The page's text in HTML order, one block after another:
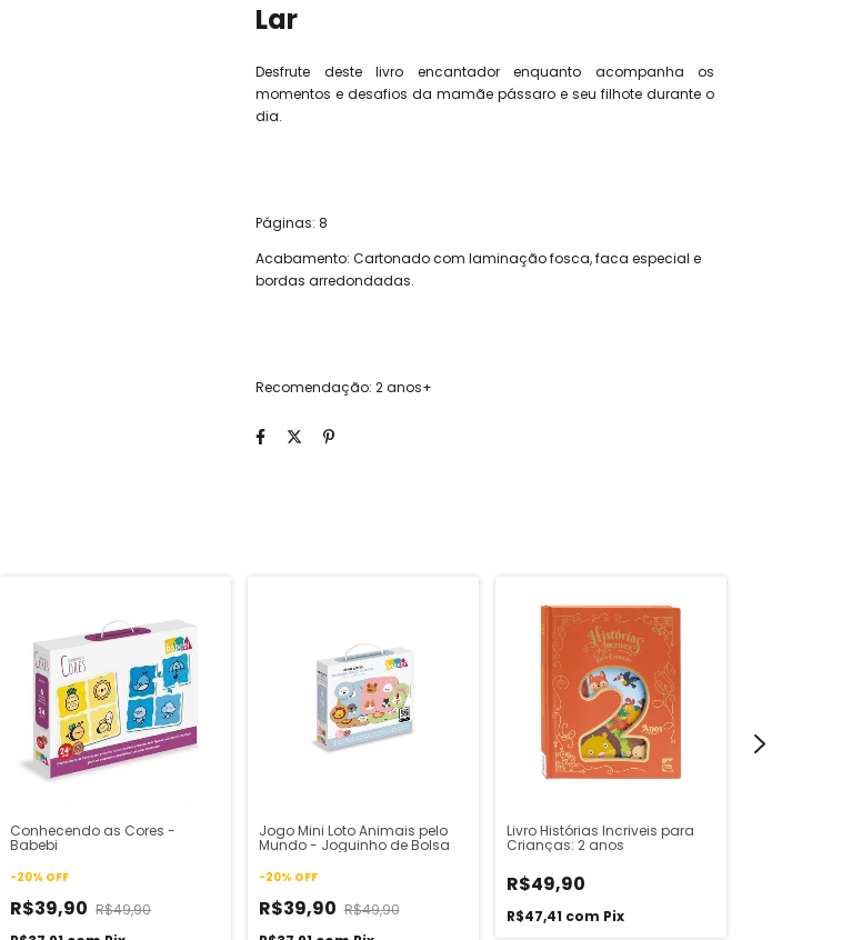
Lar
Desfrute deste livro encantador enquanto acompanha os
momentos e desafios da mamãe pássaro e seu filhote durante o
dia.
Páginas: 8
Acabamento: Cartonado com laminação fosca, faca especial e
bordas arredondadas.
Recomendação: 2 anos+
Conhecendo as Cores -
Babebi
-20% OFF
R$39,90 R$49,90
Jogo Mini Loto Animais pelo
Mundo - Joguinho de Bolsa
-20% OFF
R$39,90 R$49,90
Livro Histórias Incriveis para
Crianças: 2 anos
R$49,90
R$47,41 com Pix